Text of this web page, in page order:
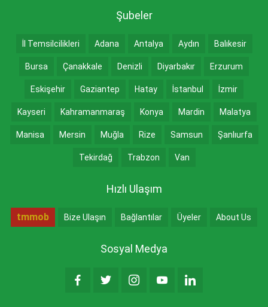
Şubeler
İl Temsilcilikleri Adana Antalya Aydın Balıkesir
Bursa Çanakkale Denizli Diyarbakır Erzurum
Eskişehir Gaziantep Hatay İstanbul İzmir
Kayseri Kahramanmaraş Konya Mardin Malatya
Manisa Mersin Muğla Rize Samsun Şanlıurfa
Tekirdağ Trabzon Van
Hızlı Ulaşım
tmmob Bize Ulaşın Bağlantılar Üyeler About Us
Sosyal Medya